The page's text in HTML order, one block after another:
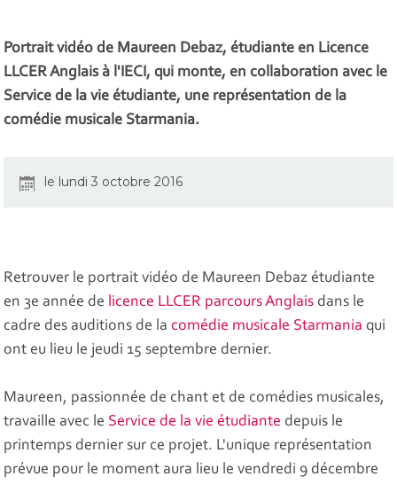
Portrait vidéo de Maureen Debaz, étudiante en Licence
LLCER Anglais à l'IECI, qui monte, en collaboration avec le
Service de la vie étudiante, une représentation de la
comédie musicale Starmania.
le lundi 3 octobre 2016
Retrouver le portrait vidéo de Maureen Debaz étudiante
en 3e année de licence LLCER parcours Anglais dans le
cadre des auditions de lacomédie musicale Starmania qui
ont eu lieu le jeudi 15 septembre dernier.
Maureen, passionnée de chant et de comédies musicales,
travaille avec le Service de la vie étudiante depuis le
printemps dernier sur ce projet. L'unique représentation
prévue pour le moment aura lieu le vendredi 9 décembre